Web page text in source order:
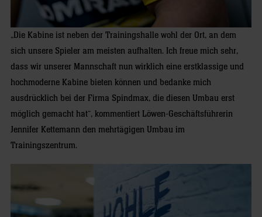
„Die Kabine ist neben der Trainingshalle wohl der Ort, an dem
sich unsere Spieler am meisten aufhalten. Ich freue mich sehr,
dass wir unserer Mannschaft nun wirklich eine erstklassige und
hochmoderne Kabine bieten können und bedanke mich
ausdrücklich bei der Firma Spindmax, die diesen Umbau erst
möglich gemacht hat“, kommentiert Löwen-Geschäftsführerin
Jennifer Kettemann den mehrtägigen Umbau im
Trainingszentrum.